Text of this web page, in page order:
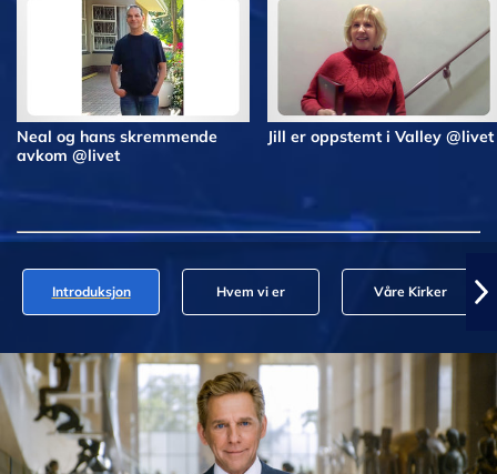
Neal og hans skremmende
avkom @livet
Jill er oppstemt i Valley @livet
Introduksjon Hvem vi er Våre Kirker